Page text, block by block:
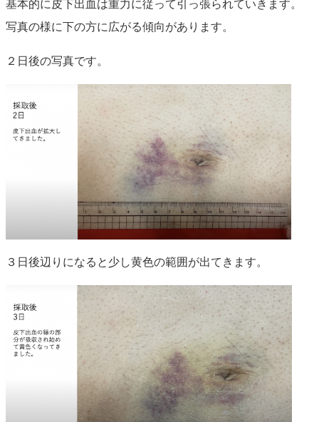
基本的に皮下出血は重力に従って引っ張られていきます。
写真の様に下の方に広がる傾向があります。
２日後の写真です。
３日後辺りになると少し黄色の範囲が出てきます。